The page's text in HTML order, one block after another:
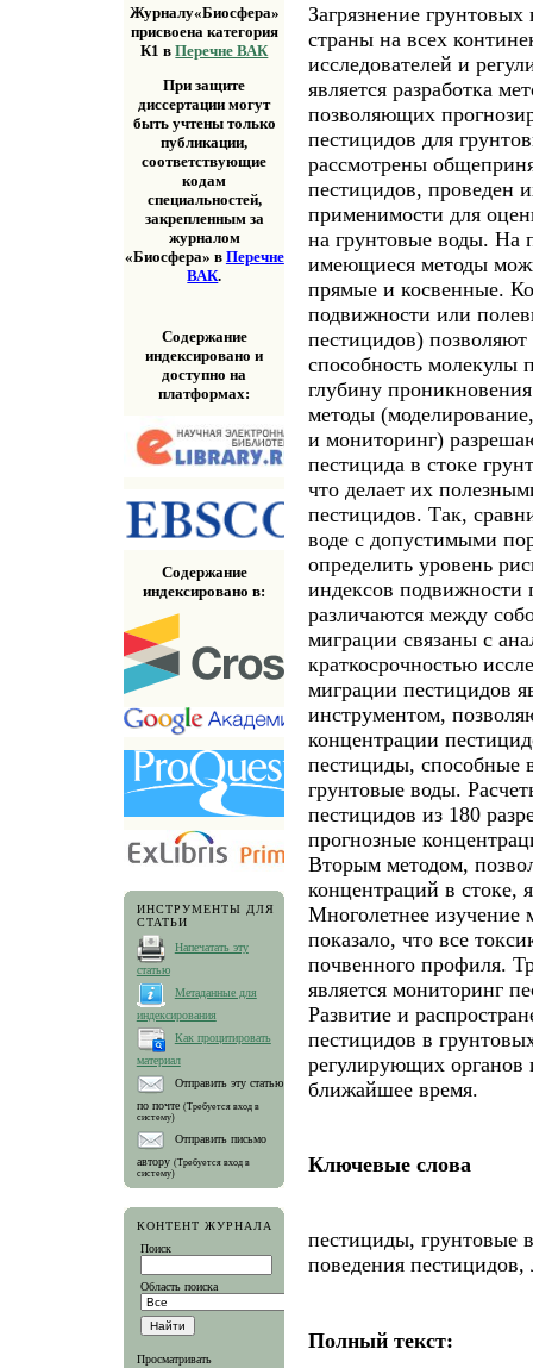
Журналу«Биосфера»
присвоена категория
К1 вПеречне ВАК
При защите
диссертации могут
быть учтены только
публикации,
соответствующие
кодам
специальностей,
закрепленным за
журналом
«Биосфера» в Перечне
ВАК.
Содержание
индексировано и
доступно на
платформах:
Содержание
индексировано в:
ИНСТРУМЕНТЫ ДЛЯ
СТАТЬИ
Напечатать эту
статью
Метаданные для
индексирования
Как процитировать
материал
Отправить эту статью
по почте (Требуется вход в
систему)
Отправить письмо
автору (Требуется вход в
систему)
КОНТЕНТ ЖУРНАЛА
Поиск
Область поиска
Просматривать
Загрязнение
страны на всех
исследователей и
является разработка
позволяющих
пестицидов для
рассмотрены
пестицидов, проведен
применимости для
на грунтовые воды. На
имеющиеся методы
прямые и косвенные.
подвижности или
пестицидов)
способность молекулы
глубину
методы
и мониторинг)
пестицида в стоке
что делает их
пестицидов. Так,
воде с допустимыми
определить уровень
индексов подвижности
различаются между
миграции связаны с
краткосрочностью
миграции пестицидов
инструментом,
концентрации
пестициды, способные
грунтовые воды.
пестицидов из 180
прогнозные
Вторым методом,
концентраций в стоке,
Многолетнее изучение
показало, что все
почвенного профиля.
является мониторинг
Развитие и
пестицидов в
регулирующих органов
ближайшее время.
Ключевые слова
пестициды, грунтовые
поведения
Полный текст: